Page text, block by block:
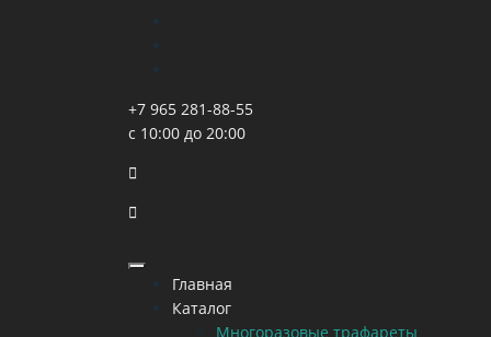
+7 965 281-88-55
с 10:00 до 20:00
Главная
Каталог
Многоразовые трафареты